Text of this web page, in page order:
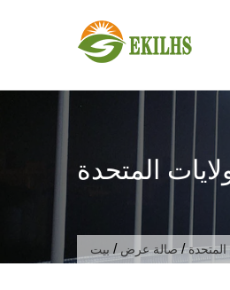
المتحدة
بيت / صالة عرض/